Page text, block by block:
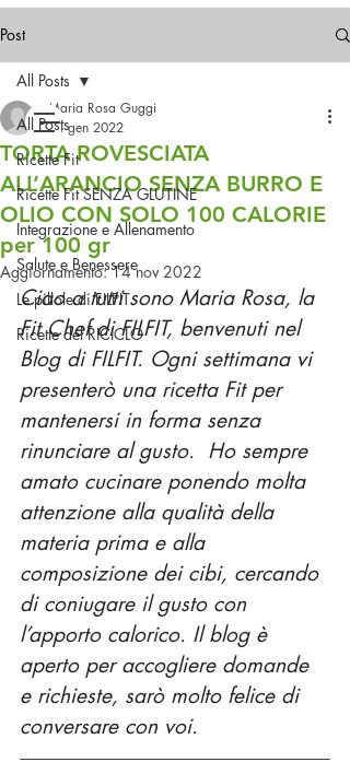
Post
All Posts
Ricette Fit
Ricette Fit SENZA GLUTINE
Integrazione e Allenamento
Salute e Benessere
Le pillole di FILFIT
Ricette del RICICLO
All Posts
TORTA ROVESCIATA
ALL’ARANCIO SENZA BURRO E
OLIO CON SOLO 100 CALORIE
per 100 gr
Maria Rosa Guggi
14 gen 2022
Aggiornamento:14 nov 2022
Ciao a tutti sono Maria Rosa, la
Fit Chef di FILFIT, benvenuti nel
Blog di FILFIT. Ogni settimana vi
presenterò una ricetta Fit per
mantenersi in forma senza
rinunciare al gusto.  Ho sempre
amato cucinare ponendo molta
attenzione alla qualità della
materia prima e alla
composizione dei cibi, cercando
di coniugare il gusto con
l’apporto calorico. Il blog è
aperto per accogliere domande
e richieste, sarò molto felice di
conversare con voi.